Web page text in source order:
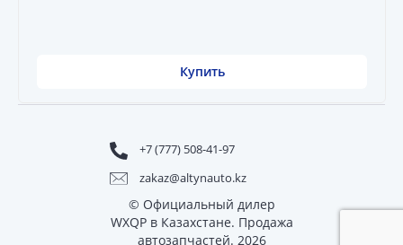
Купить
+7 (777) 508-41-97
zakaz@altynauto.kz
© Официальный дилер
WXQP в Казахстане. Продажа
автозапчастей. 2026